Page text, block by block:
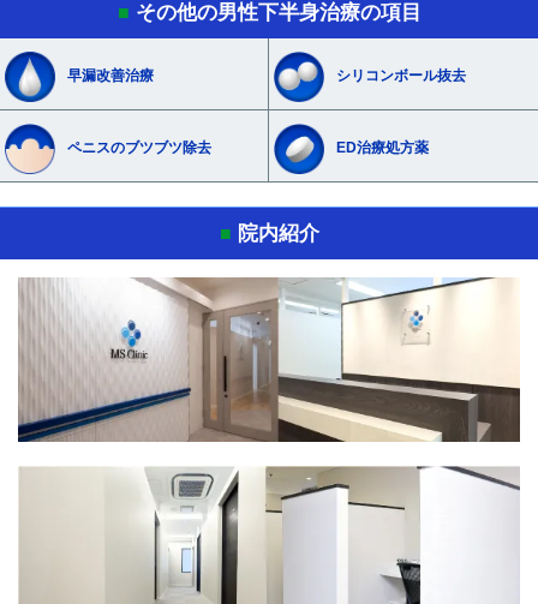
■ その他の男性下半身治療の項目
早漏改善治療 シリコンボール抜去
ペニスのブツブツ除去 ED治療処方薬
■ 院内紹介